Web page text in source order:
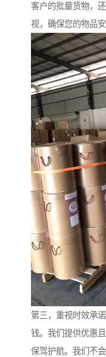
客户的批量货物，
视，确保您的物品
第三，重视时效承
钱。我们提供优惠
保驾护航。我们不